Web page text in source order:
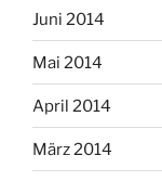
Juni 2014
Mai 2014
April 2014
März 2014